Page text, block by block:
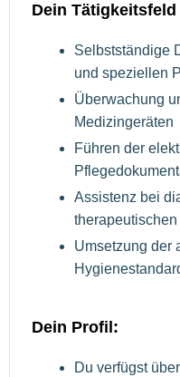
Dein
Selbstständige
und speziellen
Überwachung
Medizingeräten
Führen der
Assistenz bei
Umsetzung der
Dein Profil:
Du verfügst